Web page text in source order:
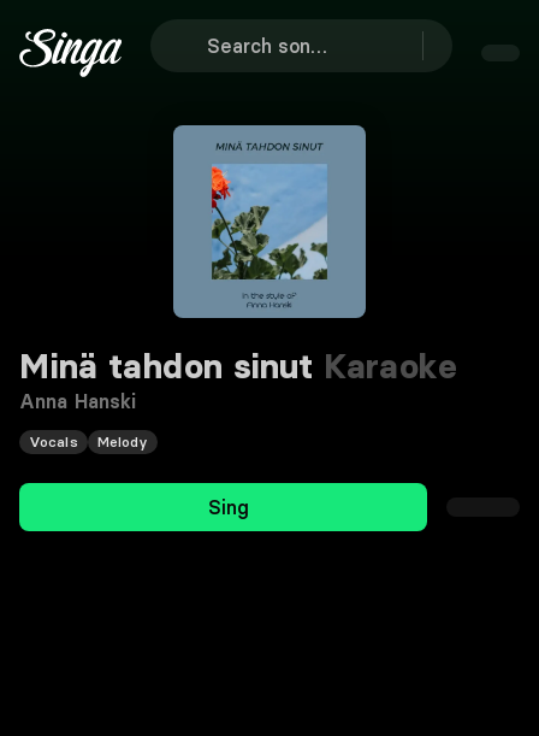
Minä tahdon sinut Karaoke
Anna Hanski
Vocals Melody
Sing